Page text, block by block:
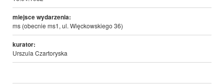
miejsce wydarzenia:
ms (obecnie ms1, ul. Więckowskiego 36)
kurator:
Urszula Czartoryska